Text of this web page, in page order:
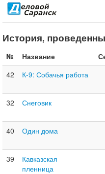
История,
№ Название
42
К-9: Собачья работа
32
Снеговик
40
Один дома
39
Кавказская
пленница